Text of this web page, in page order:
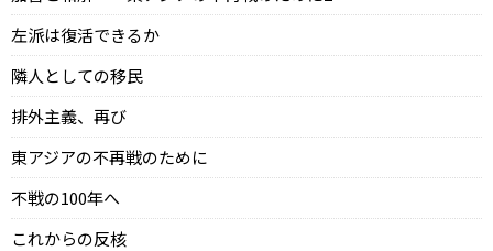
左派は復活できるか
隣人としての移民
排外主義、再び
東アジアの不再戦のために
不戦の100年へ
これからの反核